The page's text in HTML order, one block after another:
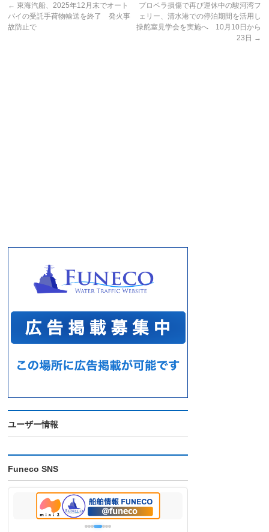
← 東海汽船、2025年12月末でオート
バイの受託手荷物輸送を終了 発火事
故防止で
プロペラ損傷で再び運休中の駿河湾フ
ェリー、清水港での停泊期間を活用し
操舵室見学会を実施へ 10月10日から
23日 →
ユーザー情報
Funeco SNS